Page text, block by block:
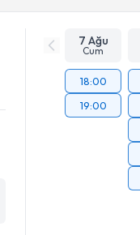
7 Ağu
Cum
18:00
19:00